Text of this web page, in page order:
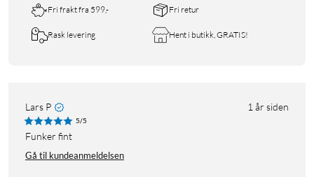
Fri frakt fra 599,- Fri retur
Rask levering Hent i butikk, GRATIS!
Lars P 1 år siden
5/5
Funker fint
Gå til kundeanmeldelsen